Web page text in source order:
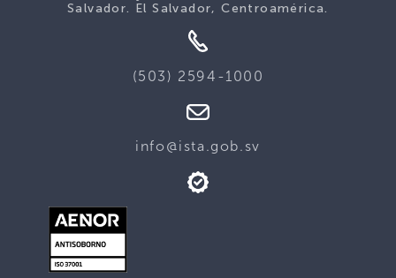
Salvador. El Salvador, Centroamérica.
(503) 2594-1000
info@ista.gob.sv